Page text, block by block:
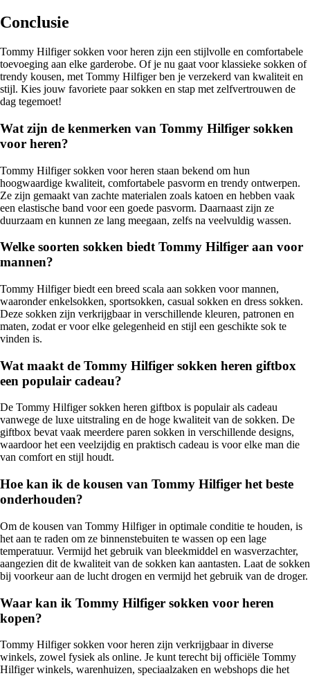
Conclusie
Tommy Hilfiger sokken voor heren zijn een stijlvolle en comfortabele
toevoeging aan elke garderobe. Of je nu gaat voor klassieke sokken of
trendy kousen, met Tommy Hilfiger ben je verzekerd van kwaliteit en
stijl. Kies jouw favoriete paar sokken en stap met zelfvertrouwen de
dag tegemoet!
Wat zijn de kenmerken van Tommy Hilfiger sokken
voor heren?
Tommy Hilfiger sokken voor heren staan bekend om hun
hoogwaardige kwaliteit, comfortabele pasvorm en trendy ontwerpen.
Ze zijn gemaakt van zachte materialen zoals katoen en hebben vaak
een elastische band voor een goede pasvorm. Daarnaast zijn ze
duurzaam en kunnen ze lang meegaan, zelfs na veelvuldig wassen.
Welke soorten sokken biedt Tommy Hilfiger aan voor
mannen?
Tommy Hilfiger biedt een breed scala aan sokken voor mannen,
waaronder enkelsokken, sportsokken, casual sokken en dress sokken.
Deze sokken zijn verkrijgbaar in verschillende kleuren, patronen en
maten, zodat er voor elke gelegenheid en stijl een geschikte sok te
vinden is.
Wat maakt de Tommy Hilfiger sokken heren giftbox
een populair cadeau?
De Tommy Hilfiger sokken heren giftbox is populair als cadeau
vanwege de luxe uitstraling en de hoge kwaliteit van de sokken. De
giftbox bevat vaak meerdere paren sokken in verschillende designs,
waardoor het een veelzijdig en praktisch cadeau is voor elke man die
van comfort en stijl houdt.
Hoe kan ik de kousen van Tommy Hilfiger het beste
onderhouden?
Om de kousen van Tommy Hilfiger in optimale conditie te houden, is
het aan te raden om ze binnenstebuiten te wassen op een lage
temperatuur. Vermijd het gebruik van bleekmiddel en wasverzachter,
aangezien dit de kwaliteit van de sokken kan aantasten. Laat de sokken
bij voorkeur aan de lucht drogen en vermijd het gebruik van de droger.
Waar kan ik Tommy Hilfiger sokken voor heren
kopen?
Tommy Hilfiger sokken voor heren zijn verkrijgbaar in diverse
winkels, zowel fysiek als online. Je kunt terecht bij officiële Tommy
Hilfiger winkels, warenhuizen, speciaalzaken en webshops die het